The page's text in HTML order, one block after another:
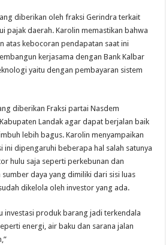
diberikan oleh fraksi Gerindra terkait
pajak daerah. Karolin memastikan bahwa
atas kebocoran pendapatan saat ini
kerjasama dengan Bank Kalbar
yaitu dengan pembayaran sistem
diberikan Fraksi partai Nasdem
Landak agar dapat berjalan baik
lebih bagus. Karolin menyampaikan
ini dipengaruhi beberapa hal salah satunya
hulu saja seperti perkebunan dan
daya yang dimiliki dari sisi luas
dikelola oleh investor yang ada.
investasi produk barang jadi terkendala
energi, air baku dan sarana jalan